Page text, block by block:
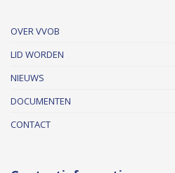
OVER VVOB
LID WORDEN
NIEUWS
DOCUMENTEN
CONTACT